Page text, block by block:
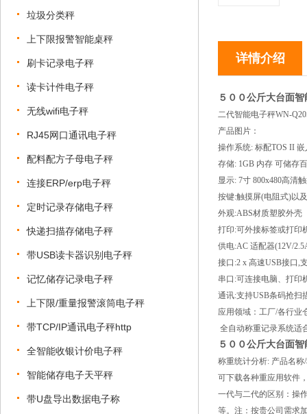
垃圾分类秤
上下限报警智能桌秤
刷卡记录电子秤
读卡计件电子秤
无线wifi电子秤
RJ45网口通讯电子秤
配料配方子母电子秤
连接ERP/erp电子秤
定时记录存储电子秤
快递扫描存储电子秤
带USB读卡器识别电子秤
记忆储存记录电子秤
上下限/重量报警滚筒电子秤
带TCP/IP通讯电子秤http
全智能收银计价电子秤
智能储存电子天平秤
带U盘导出数据电子称
详情介绍
５００公斤大台面
二代智能电子秤WN-
产品图片：
操作系统: 标配TOS II
存储: 1GB 内存 可储存
显示: 7寸 800x480高清
按键:触摸屏(电阻式)以
外观:ABS材质塑胶外壳
打印:可外接标签或打
供电:AC 适配器(12V/
接口:2 x 高速USB接口,
串口:可连接电脑、打印
通讯:支持USB条码抢扫
应用领域：工厂/各行业
全自动称重记录系统适
５００公斤大台面
称重统计分析: 产品名
可下载各种重应用软件
一代与二代的区别：操
等。注：按贵公司需求